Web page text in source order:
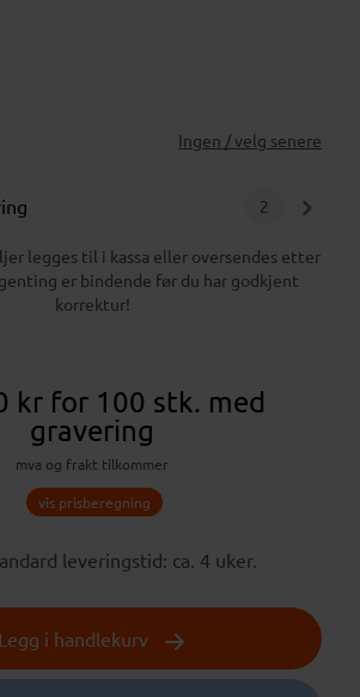
Ingen / velg senere
2
legges til i kassa eller oversendes etter
er bindende før du har godkjent
korrektur!
kr for 100 stk. med
gravering
mva og frakt tilkommer
vis prisberegning
leveringstid: ca. 4 uker.
Legg i handlekurv